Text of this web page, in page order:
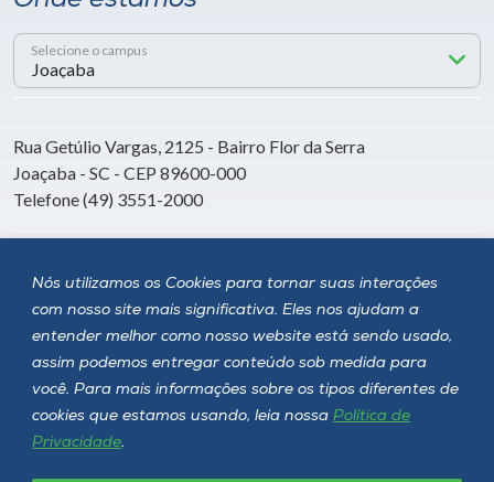
Nós utilizamos os Cookies para tornar suas interações
com nosso site mais significativa. Eles nos ajudam a
entender melhor como nosso website está sendo usado,
assim podemos entregar conteúdo sob medida para
você. Para mais informações sobre os tipos diferentes de
cookies que estamos usando, leia nossa Política de
Privacidade.
Selecione o campus
Rua Getúlio Vargas, 2125 - Bairro Flor da Serra
Joaçaba - SC - CEP 89600-000
Telefone (49) 3551-2000
Siga a Unoesc